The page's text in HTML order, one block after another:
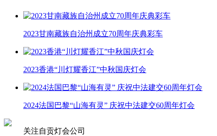
2023甘南藏族自治州成立70周年庆典彩车
2023香港“川灯耀香江”中秋国庆灯会
2024法国巴黎“山海有灵” 庆祝中法建交60周年灯会
关注自贡灯会公司